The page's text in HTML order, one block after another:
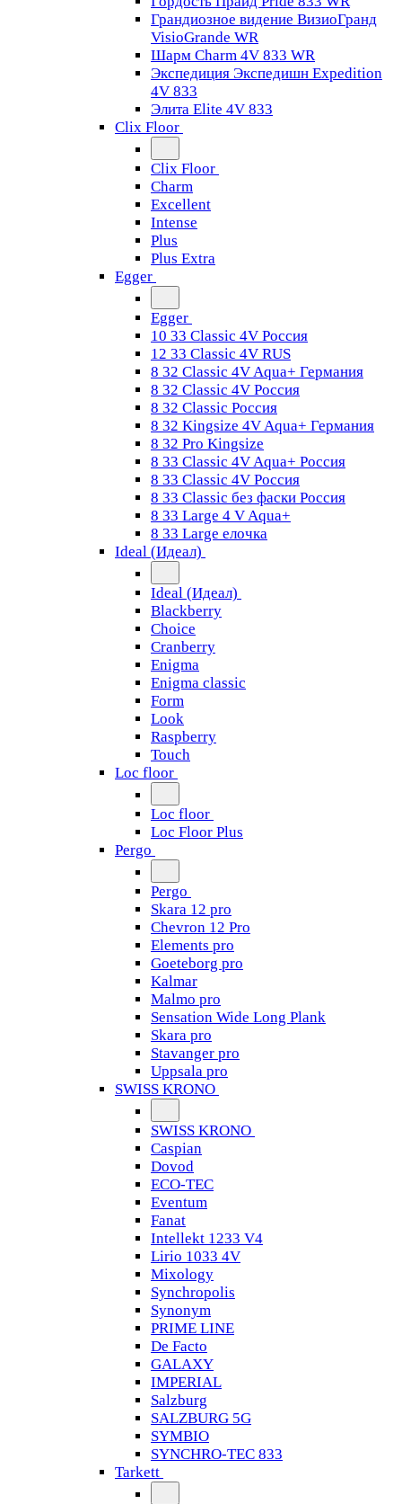
Грандиозное видение ВизиоГранд
VisioGrande WR
Шарм Charm 4V 833 WR
Экспедиция Экспедишн Expedition
4V 833
Элита Elite 4V 833
Clix Floor
Clix Floor
Charm
Excellent
Intense
Plus
Plus Extra
Egger
Egger
10 33 Classic 4V Россия
12 33 Classic 4V RUS
8 32 Classic 4V Aqua+ Германия
8 32 Classic 4V Россия
8 32 Classic Россия
8 32 Kingsize 4V Aqua+ Германия
8 32 Pro Kingsize
8 33 Classic 4V Aqua+ Россия
8 33 Classic 4V Россия
8 33 Classic без фаски Россия
8 33 Large 4 V Aqua+
8 33 Large елочка
Ideal (Идеал)
Ideal (Идеал)
Blackberry
Choice
Cranberry
Enigma
Enigma classic
Form
Look
Raspberry
Touch
Loc floor
Loc floor
Loc Floor Plus
Pergo
Pergo
Skara 12 pro
Chevron 12 Pro
Elements pro
Goeteborg pro
Kalmar
Malmo pro
Sensation Wide Long Plank
Skara pro
Stavanger pro
Uppsala pro
SWISS KRONO
SWISS KRONO
Caspian
Dovod
ECO-TEC
Eventum
Fanat
Intellekt 1233 V4
Lirio 1033 4V
Mixology
Synchropolis
Synonym
PRIME LINE
De Facto
GALAXY
IMPERIAL
Salzburg
SALZBURG 5G
SYMBIO
SYNCHRO-TEC 833
Tarkett